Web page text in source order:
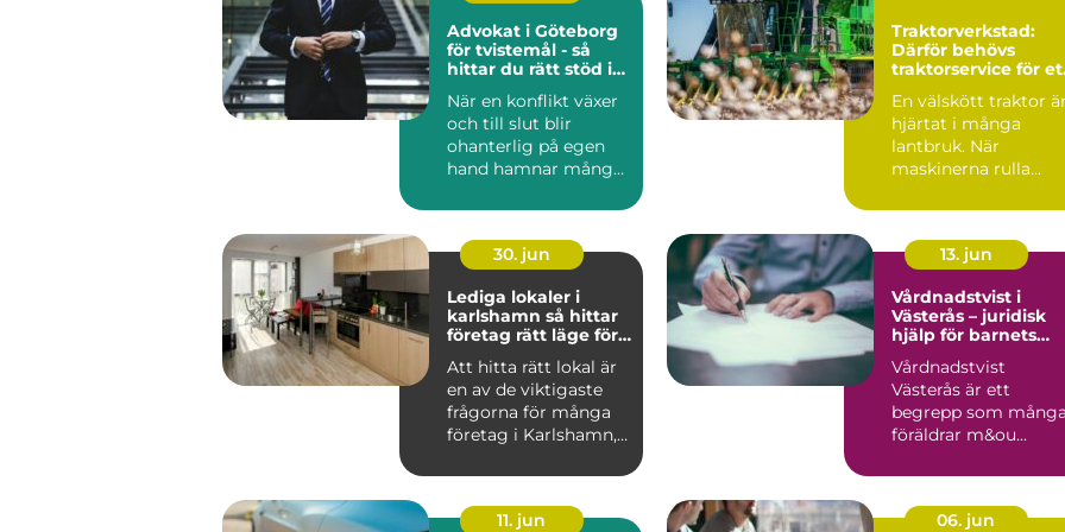
Advokat i Göteborg
för tvistemål - så
hittar du rätt stöd i
När en konflikt växer
och till slut blir
ohanterlig på egen
hand hamnar många
Traktorverkstad:
Därför behövs
traktorservice för
året runt
En välskött traktor är
hjärtat i många
lantbruk. När
maskinerna rulla...
30. jun
Lediga lokaler i
karlshamn så hittar
företag rätt läge för
Att hitta rätt lokal är
en av de viktigaste
frågorna för många
företag i Karlshamn,
13. jun
Vårdnadstvist i
Västerås – juridisk
hjälp för barnets
Vårdnadstvist
Västerås är ett
begrepp som många
föräldrar m&ou...
11. jun 06. jun